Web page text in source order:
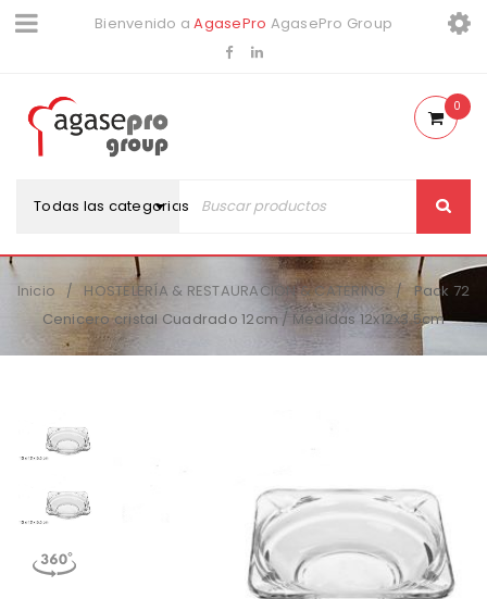
Bienvenido aAgasePro AgasePro Group
Todas las categorias
0
Inicio / HOSTELERÍA & RESTAURACIÓN & CATERING /
Pack 72
Cenicero cristal Cuadrado 12cm / Medidas 12x12x3.5cm